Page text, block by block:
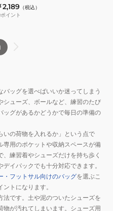
2,189 （税込）
ポイント
ッグを選べばいいか迷ってしまう
シューズ、ボールなど、練習のたび
ッグがあるかどうかで毎日の準備の
いの荷物を入れるか」という点で
専用のポケットや収納スペースが備
練習着やシューズだけを持ち歩く
イパックでも十分対応できます。
・フットサル向けのバッグを選ぶこ
トになります。
法です。土や泥のついたシューズを
物が汚れてしまいます。シューズ用